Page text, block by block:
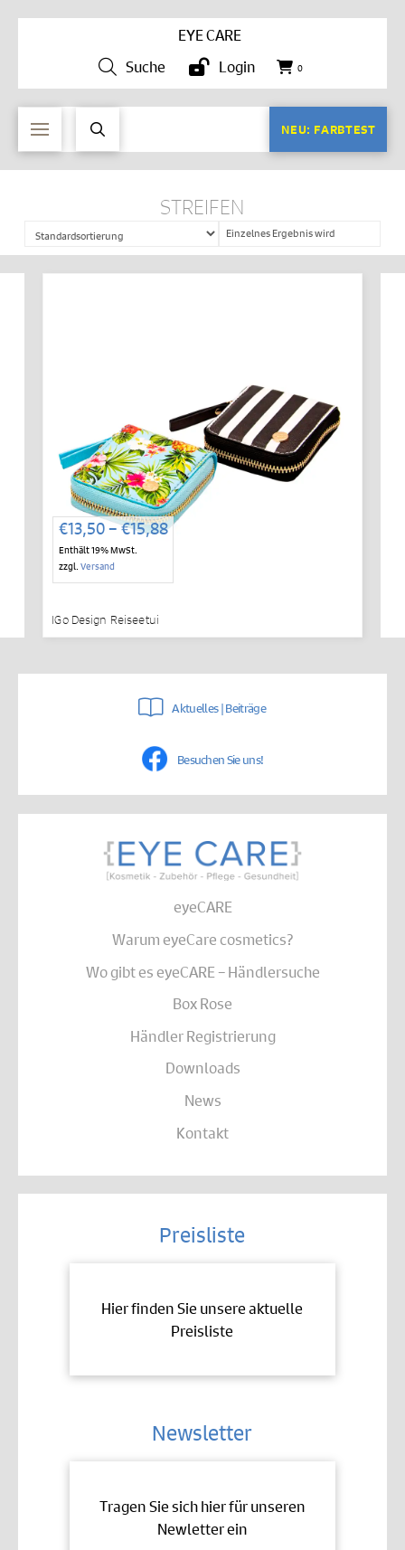
EYE CARE
Suche
Login 0
NEU: FARBTEST
STREIFEN
Einzelnes Ergebnis wird
angezeigt
€13,50–€15,88Preisspanne:
Enthält 19% MwSt.
zzgl. Versand
IGo Design Reiseetui
Aktuelles | Beiträge
Besuchen Sie uns!
eyeCARE
Warum eyeCare cosmetics?
Wo gibt es eyeCARE – Händlersuche
Box Rose
Händler Registrierung
Downloads
News
Kontakt
Preisliste
Hier finden Sie unsere aktuelle
Preisliste
Newsletter
Tragen Sie sich hier für unseren
Newletter ein